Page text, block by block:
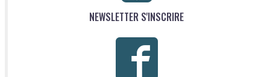
NEWSLETTER S'INSCRIRE